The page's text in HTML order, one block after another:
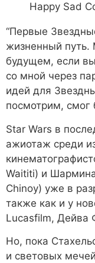
Happy Sad
“Первые
жизненный путь.
будущем, если
со мной через
идей для
посмотрим, смог
Star Wars в
ажиотаж среди
Waititi) и
Chinoy) уже в
также как и у
Lucasfilm, Дейва
Но, пока
и световых